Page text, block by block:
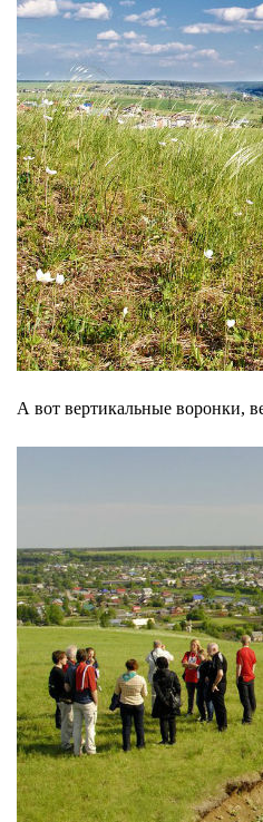
А вот вертикальные воронки,